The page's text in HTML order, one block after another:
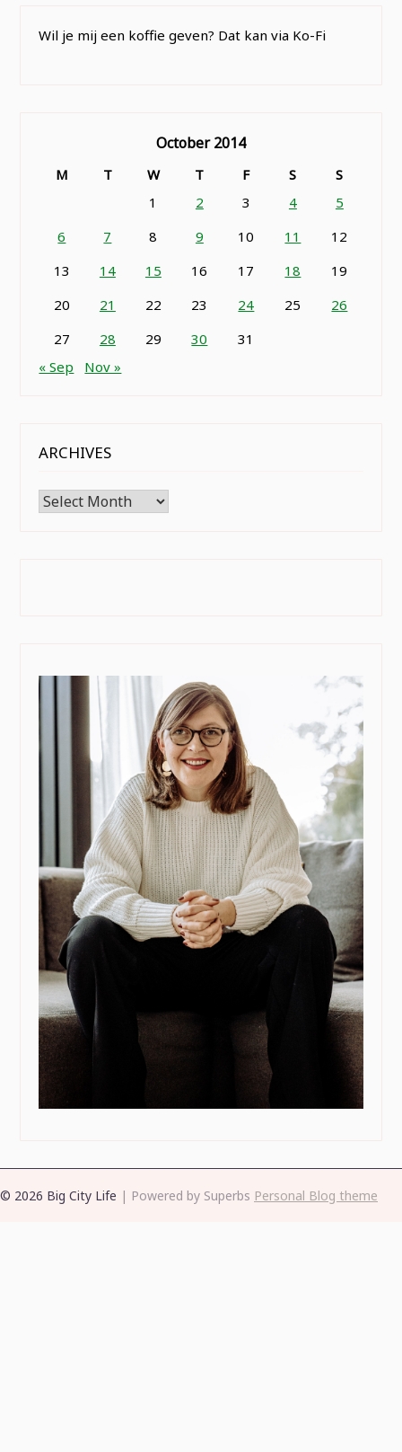
Wil je mij een koffie geven? Dat kan via Ko-Fi
October 2014
M T W T F S
S
1
2 3 4
5
6
7 8 9 10 11
12
13
14 15 16 17 18
19
20
21 22 23 24 25
26
27
28 29 30
31
« Sep
Nov »
ARCHIVES
Archives
© 2026 Big City Life | Powered by Superbs Personal Blog theme